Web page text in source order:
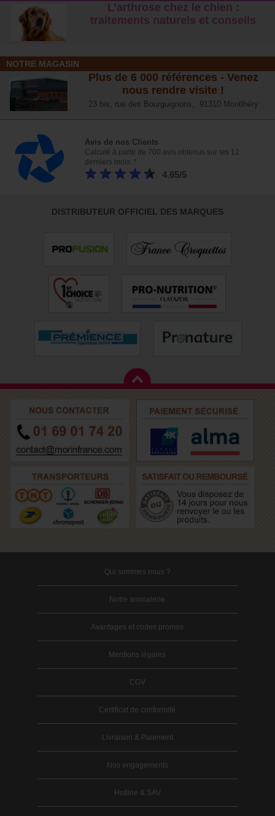
L’arthrose chez le chien :
traitements naturels et conseils
NOTRE MAGASIN
Plus de 6 000 références - Venez
nous rendre visite !
23 bis, rue des Bourguignons, 91310 Montlhéry
Avis de nos Clients
Calculé à partir de 700 avis obtenus sur les 12
derniers mois. *
4.65/5
DISTRIBUTEUR OFFICIEL DES MARQUES
Qui sommes nous ?
Notre animalerie
Avantages et codes promos
Mentions légales
CGV
Certificat de conformité
Livraison & Paiement
Nos engagements
Hotline & SAV